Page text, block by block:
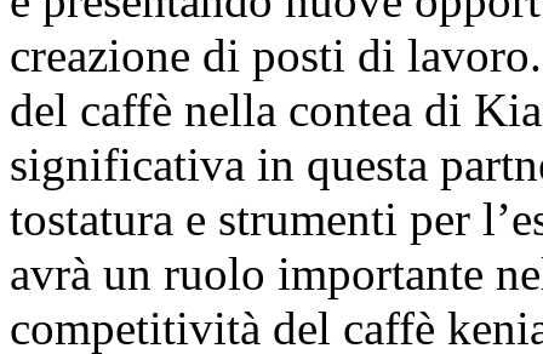
creazione di posti di
del caffè nella contea di
significativa in questa
tostatura e strumenti per
avrà un ruolo importante
competitività del caffè